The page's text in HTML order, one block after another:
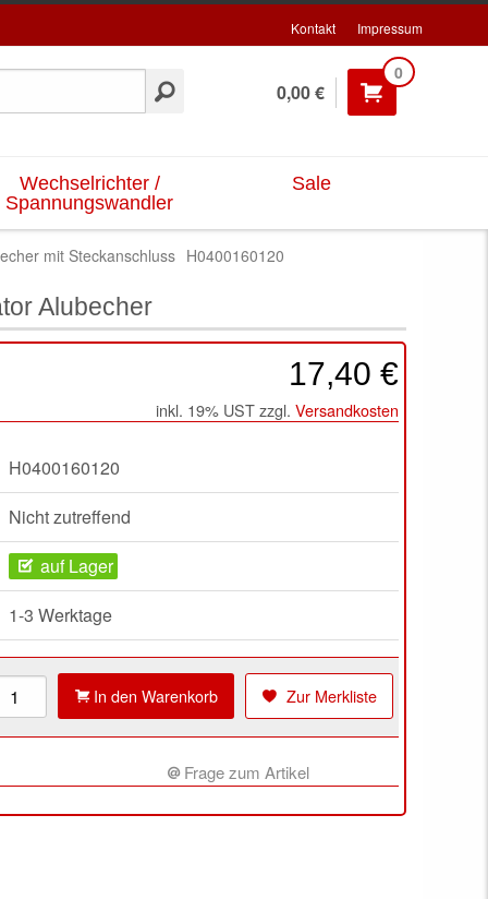
Kontakt Impressum
0
0,00 €
Wechselrichter /
Spannungswandler
Sale
mit Steckanschluss H0400160120
Alubecher
17,40 €
inkl. 19% UST zzgl. Versandkosten
H0400160120
Nicht zutreffend
auf Lager
1-3 Werktage
Zur Merkliste
In den Warenkorb
Frage zum Artikel